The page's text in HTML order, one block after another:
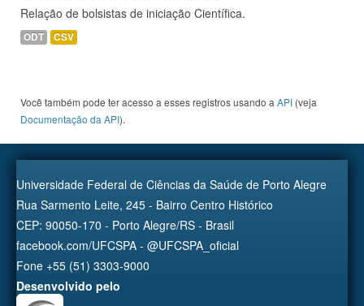
Relação de bolsistas de iniciação Científica.
ODT CSV
Você também pode ter acesso a esses registros usando a API (veja
Documentação da API).
Universidade Federal de Ciências da Saúde de Porto Alegre
Rua Sarmento Leite, 245 - Bairro Centro Histórico
CEP: 90050-170 - Porto Alegre/RS - Brasil
facebook.com/UFCSPA - @UFCSPA_oficial
Fone +55 (51) 3303-9000
Desenvolvido pelo